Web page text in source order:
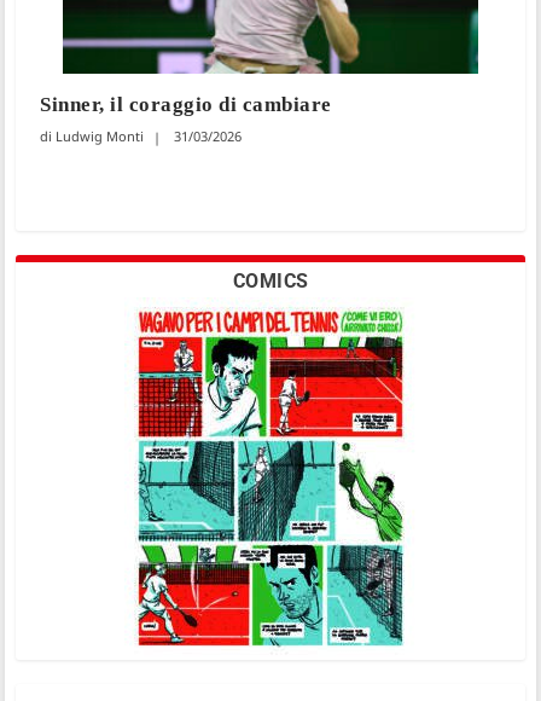
Sinner, il coraggio di cambiare
Ludwig Monti 31/03/2026
COMICS